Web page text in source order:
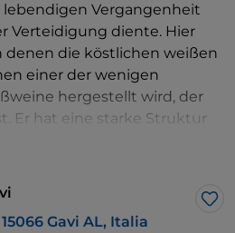
Vergangenheit
Verteidigung diente. Hier
denen die köstlichen weißen
einer der wenigen
hergestellt wird, der
Er hat eine starke Struktur
und wird mit den Jahren
und bietet
15066 Gavi AL, Italia